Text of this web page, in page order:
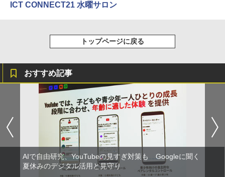
仮面ライダー 改造人間 限定ケース版
4
つかめ！理科ダマン 12 最強ロボット決
戦！編
￥1,320
みんな大好き！ ヤマザキパン シールBO
OK（重版：10月上旬発送） (TJMOOK)
Galtonplatteの物理的な機器
エンジニアリングキット小さなカート -
クリエイティブトイビルド、シンプルな
メカニックキット|子供向けの可動部品、
ホリデープロジェクト、ギフトイベン
ト、誕生日の楽しみ、イースターディス
カバリーを備えたインタラクティブサイ
エンスツール
￥849
ICT CONNECT21 水曜サロン
トップページに戻る
おすすめ記事
AIで自由研究、YouTubeの見すぎ対策も Googleに聞く
夏休みのデジタル活用と見守り